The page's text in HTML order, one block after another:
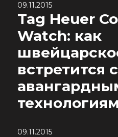
09.11.2015
Tag Heuer
Watch: как
встретится с
09.11.2015